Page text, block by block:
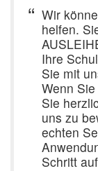
Wir
helfen.
Ihre
Sie mit
Wenn
Sie
uns zu
echten
Schritt